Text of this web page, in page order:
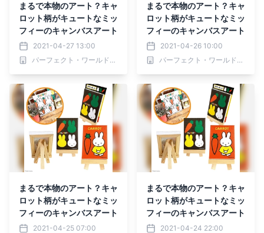
まるで本物のアート？キャ
ロット柄がキュートなミッ
フィーのキャンバスアート
2021-04-27 13:00
パーフェクト・ワールド株式会社
まるで本物のアート？キャ
ロット柄がキュートなミッ
フィーのキャンバスアート
2021-04-26 10:00
パーフェクト・ワールド株式会社
まるで本物のアート？キャ
ロット柄がキュートなミッ
フィーのキャンバスアート
2021-04-25 07:00
まるで本物のアート？キャ
ロット柄がキュートなミッ
フィーのキャンバスアート
2021-04-24 22:00